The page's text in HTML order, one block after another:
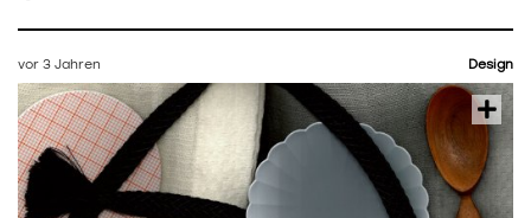
vor 3 Jahren Design